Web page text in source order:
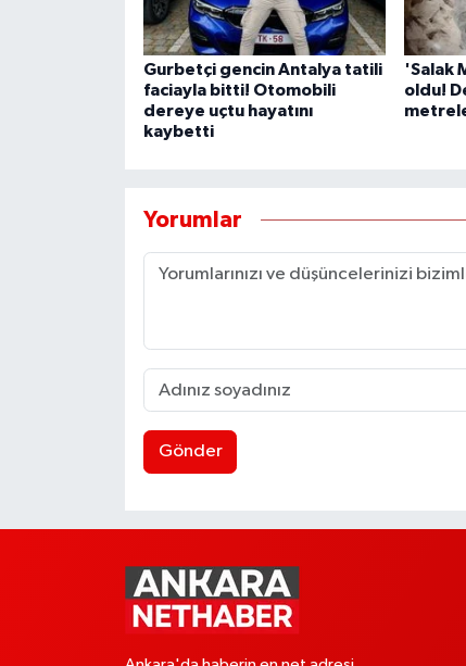
Gurbetçi gencin Antalya tatili
faciayla bitti! Otomobili
dereye uçtu hayatını
kaybetti
'Salak
oldu!
Yorumlar
Gönder